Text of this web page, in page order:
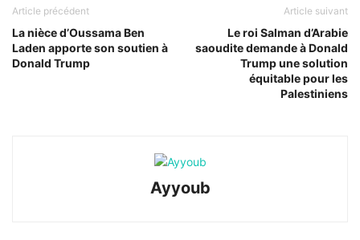
Article précédent
La nièce d’Oussama Ben
Laden apporte son soutien à
Donald Trump
Article suivant
Le roi Salman d’Arabie
saoudite demande à Donald
Trump une solution
équitable pour les
Palestiniens
Ayyoub